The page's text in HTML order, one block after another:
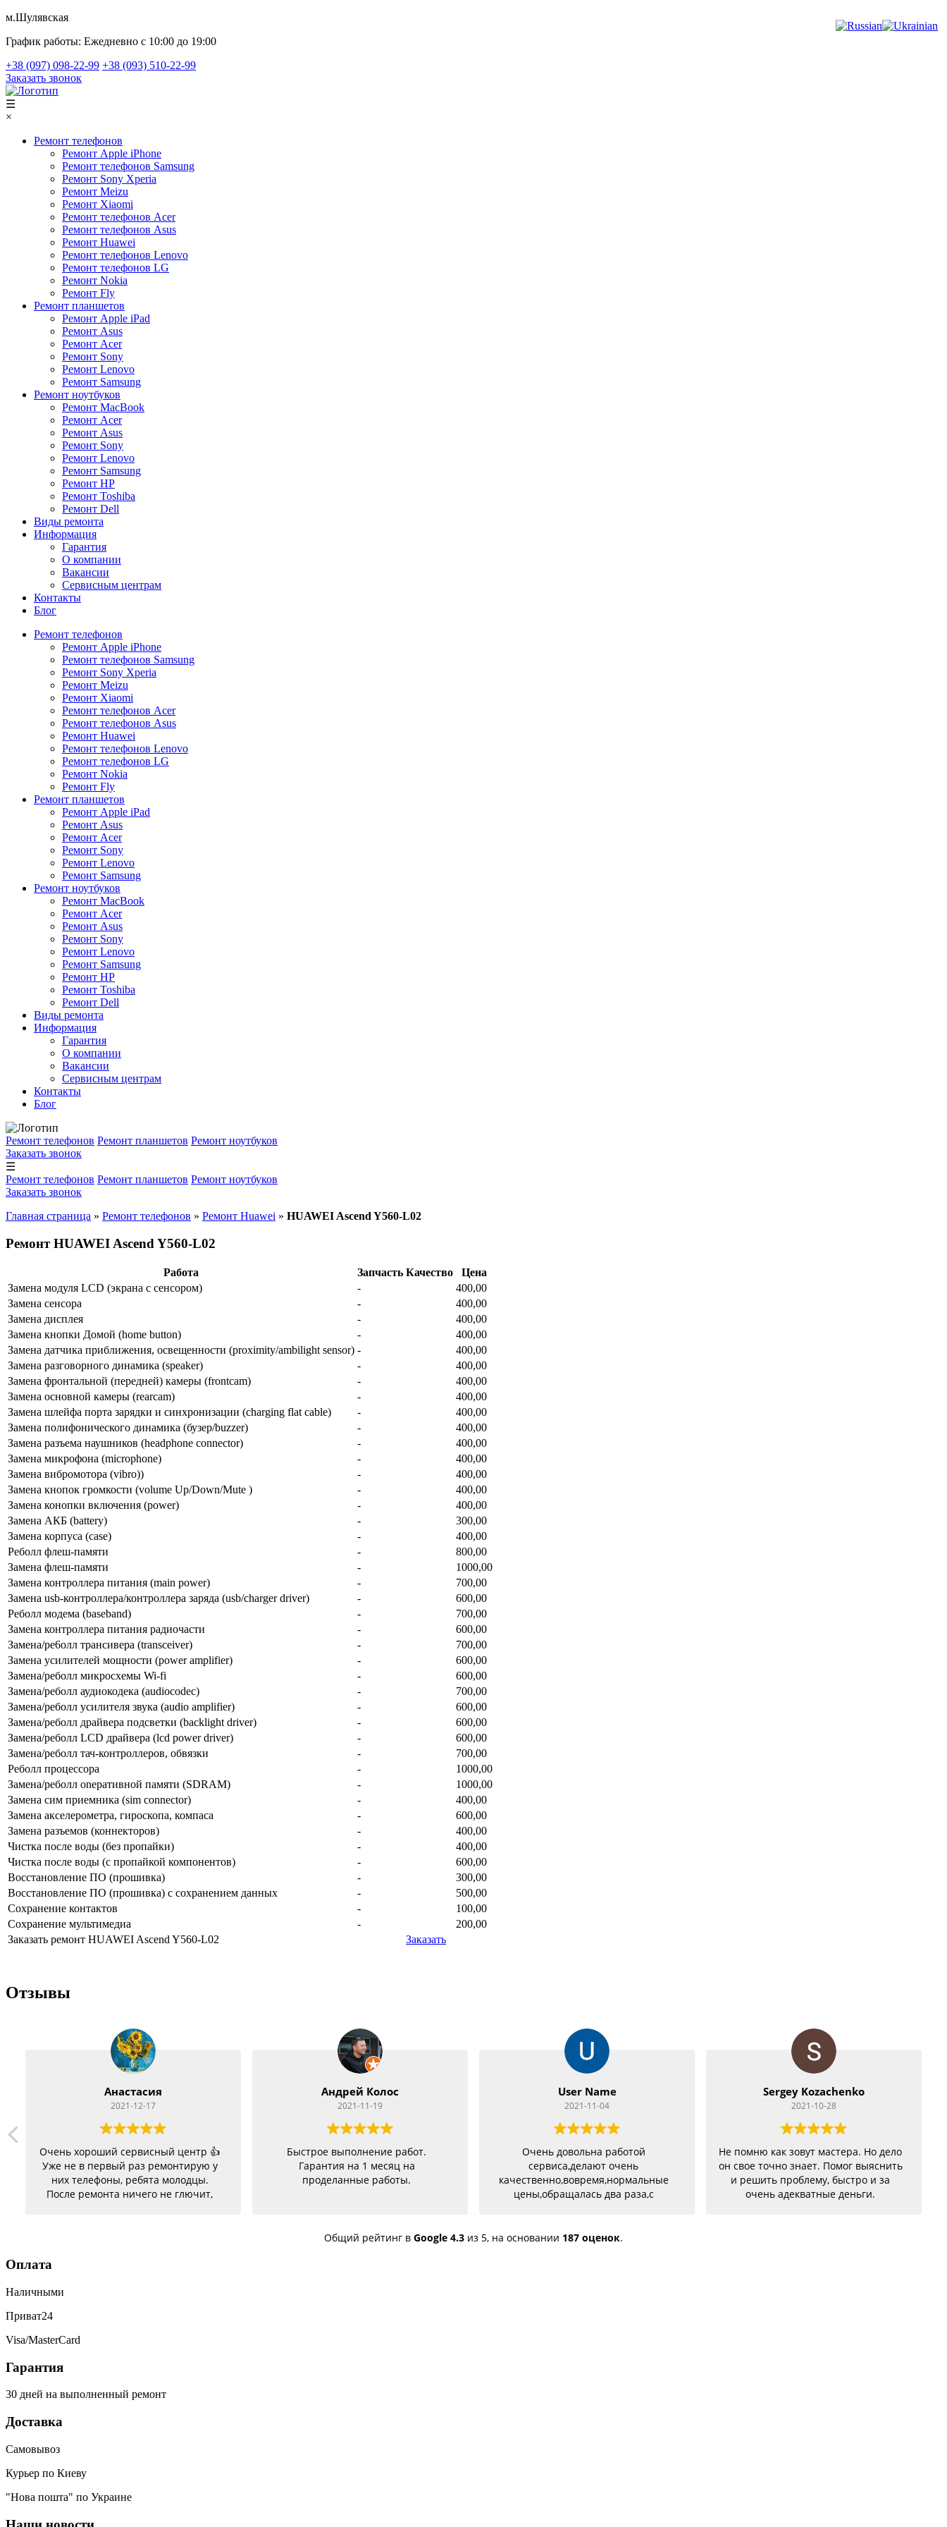
м.Шулявская
График работы: Ежедневно с 10:00 до 19:00
+38 (097) 098-22-99 +38 (093) 510-22-99
Заказать звонок
☰
×
Ремонт телефонов
Ремонт Apple iPhone
Ремонт телефонов Samsung
Ремонт Sony Xperia
Ремонт Meizu
Ремонт Xiaomi
Ремонт телефонов Acer
Ремонт телефонов Asus
Ремонт Huawei
Ремонт телефонов Lenovo
Ремонт телефонов LG
Ремонт Nokia
Ремонт Fly
Ремонт планшетов
Ремонт Apple iPad
Ремонт Asus
Ремонт Acer
Ремонт Sony
Ремонт Lenovo
Ремонт Samsung
Ремонт ноутбуков
Ремонт MacBook
Ремонт Acer
Ремонт Asus
Ремонт Sony
Ремонт Lenovo
Ремонт Samsung
Ремонт HP
Ремонт Toshiba
Ремонт Dell
Виды ремонта
Информация
Гарантия
О компании
Вакансии
Сервисным центрам
Контакты
Блог
Ремонт телефонов
Ремонт Apple iPhone
Ремонт телефонов Samsung
Ремонт Sony Xperia
Ремонт Meizu
Ремонт Xiaomi
Ремонт телефонов Acer
Ремонт телефонов Asus
Ремонт Huawei
Ремонт телефонов Lenovo
Ремонт телефонов LG
Ремонт Nokia
Ремонт Fly
Ремонт планшетов
Ремонт Apple iPad
Ремонт Asus
Ремонт Acer
Ремонт Sony
Ремонт Lenovo
Ремонт Samsung
Ремонт ноутбуков
Ремонт MacBook
Ремонт Acer
Ремонт Asus
Ремонт Sony
Ремонт Lenovo
Ремонт Samsung
Ремонт HP
Ремонт Toshiba
Ремонт Dell
Виды ремонта
Информация
Гарантия
О компании
Вакансии
Сервисным центрам
Контакты
Блог
Ремонт телефонов Ремонт планшетов Ремонт ноутбуков
Заказать звонок
☰
Ремонт телефонов Ремонт планшетов Ремонт ноутбуков
Заказать звонок
Главная страница » Ремонт телефонов » Ремонт Huawei » HUAWEI Ascend Y560-L02
Ремонт HUAWEI Ascend Y560-L02
Работа Запчасть Качество
Цена
Замена модуля LCD (экрана с сенсором)
-
400,00
Замена сенсора
-
400,00
Замена дисплея
-
400,00
Замена кнопки Домой (home button)
-
400,00
Замена датчика приближения, освещенности (proximity/ambilight sensor) -
400,00
Замена разговорного динамика (speaker)
-
400,00
Замена фронтальной (передней) камеры (frontcam)
-
400,00
Замена основной камеры (rearcam)
-
400,00
Замена шлейфа порта зарядки и синхронизации (charging flat cable)
-
400,00
Замена полифонического динамика (бузер/buzzer)
-
400,00
Замена разъема наушников (headphone connector)
-
400,00
Замена микрофона (microphone)
-
400,00
Замена вибромотора (vibro))
-
400,00
Замена кнопок громкости (volume Up/Down/Mute )
-
400,00
Замена конопки включения (power)
-
400,00
Замена АКБ (battery)
-
300,00
Замена корпуса (сase)
-
400,00
Реболл флеш-памяти
-
800,00
Замена флеш-памяти
-
1000,00
Замена контроллера питания (main power)
-
700,00
Замена usb-контроллерa/контроллера заряда (usb/charger driver)
-
600,00
Реболл модема (baseband)
-
700,00
Замена контроллера питания радиочасти
-
600,00
Замена/ре6олл трансивера (transceiver)
-
700,00
Замена усилителей мощности (power amplifier)
-
600,00
Замена/реболл микросхемы Wi-fi
-
600,00
Замена/реболл аудиокодека (audiocodec)
-
700,00
Замена/реболл усилителя звука (audio amplifier)
-
600,00
Замена/реболл драйвера подсветки (backlight driver)
-
600,00
Замена/реболл LCD драйвера (lcd power driver)
-
600,00
Замена/реболл тач-контроллеров, обвязки
-
700,00
Реболл процессора
-
1000,00
Замена/реболл onepaтивной памяти (SDRAM)
-
1000,00
Замена сим приемника (sim connector)
-
400,00
Замена акселерометра, гироскопа, компаса
-
600,00
Замена разъемов (коннекторов)
-
400,00
Чистка после воды (без пропайки)
-
400,00
Чистка после воды (с пропайкой компонентов)
-
600,00
Восстановление ПО (прошивка)
-
300,00
Восстановление ПО (прошивка) с сохранением данных
-
500,00
Сохранение контактов
-
100,00
Сохранение мультимедиа
-
200,00
Заказать ремонт HUAWEI Ascend Y560-L02
Заказать
Отзывы
Анастасия
2021-12-17
Очень хороший сервисный центр 👍
Уже не в первый раз ремонтирую у
них телефоны, ребята молодцы.
После ремонта ничего не глючит,
исправили, заряд пошёл. Спасибо
Андрей Колос
2021-11-19
Быстрое выполнение работ.
Гарантия на 1 месяц на
проделанные работы.
User Name
2021-11-04
Очень довольна работой
сервиса,делают очень
качественно,вовремя,нормальные
цены,обращалась два раза,с
устранены,советую!
Sergey Kozachenko
2021-10-28
Не помню как зовут мастера. Но дело
он свое точно знает. Помог выяснить
и решить проблему, быстро и за
очень адекватные деньги.
Общий рейтинг в Google 4.3 из 5, на основании 187 оценок.
Оплата
Наличными
Приват24
Visa/MasterCard
Гарантия
30 дней на выполненный ремонт
Доставка
Самовывоз
Курьер по Киеву
"Нова пошта" по Украине